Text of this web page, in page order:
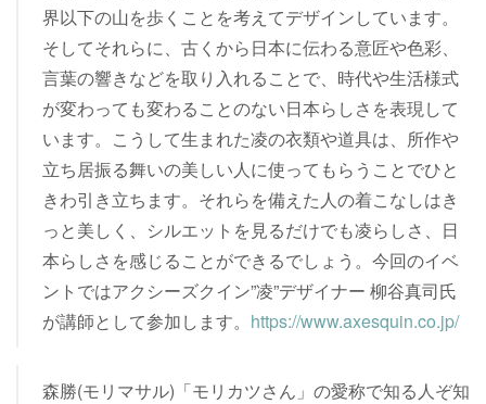
界以下の山を歩くことを考えてデザインしています。
そしてそれらに、古くから日本に伝わる意匠や色彩、
言葉の響きなどを取り入れることで、時代や生活様式
が変わっても変わることのない日本らしさを表現して
います。こうして生まれた凌の衣類や道具は、所作や
立ち居振る舞いの美しい人に使ってもらうことでひと
きわ引き立ちます。それらを備えた人の着こなしはき
っと美しく、シルエットを見るだけでも凌らしさ、日
本らしさを感じることができるでしょう。今回のイベ
ントではアクシーズクイン”凌”デザイナー 柳谷真司氏
が講師として参加します。 https://www.axesquin.co.jp/
森勝(モリマサル)「モリカツさん」の愛称で知る人ぞ知